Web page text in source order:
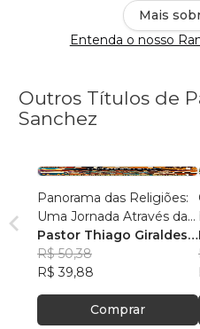
Mais
Entenda o nosso
Outros Títulos de
Sanchez
Panorama das Religiões:
Uma Jornada Através da
Diversidade Espiritual
Pastor Thiago Giraldes
Sanchez
R$ 50,38
R$ 39,88
Comprar